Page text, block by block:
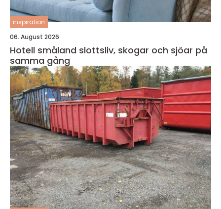
inspiration
06. August 2026
Hotell småland slottsliv, skogar och sjöar på
samma gång